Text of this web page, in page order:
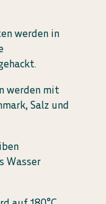
werden in
werden mit
Salz und
Wasser